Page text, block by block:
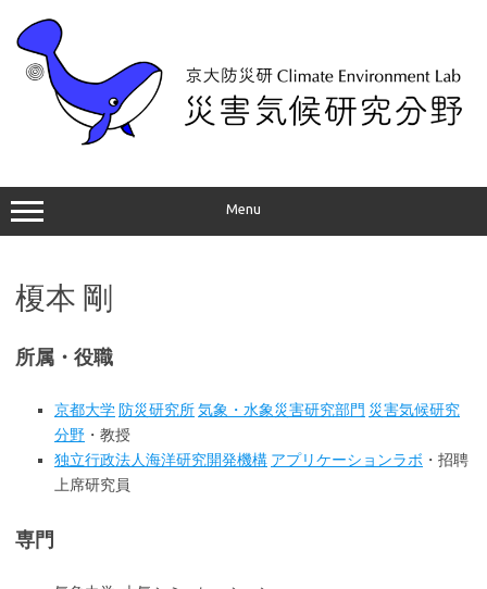
Menu
榎本 剛
所属・役職
京都大学 防災研究所気象・水象災害研究部門 災害気候研究
分野 ・教授
独立行政法人海洋研究開発機構 アプリケーションラボ ・招聘
上席研究員
専門